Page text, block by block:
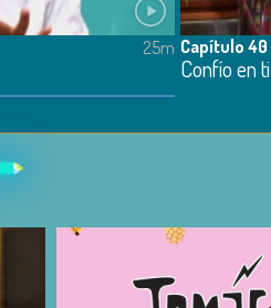
25m Capítulo 40
Confío en ti